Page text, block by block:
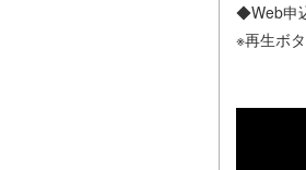
◆Web申
※再生ボ